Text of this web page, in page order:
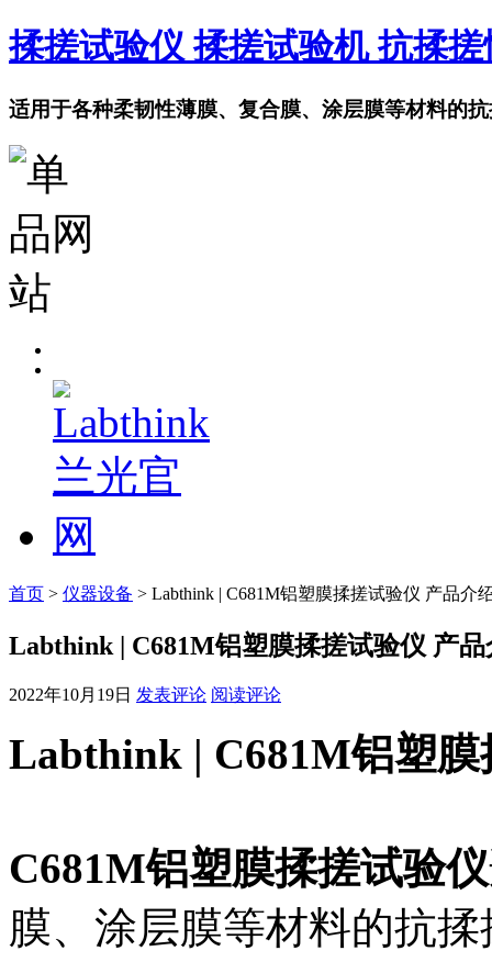
揉搓试验仪 揉搓试验机 抗揉
适用于各种柔韧性薄膜、复合膜、涂层膜等材料的
首页 > 仪器设备 > Labthink | C681M铝塑膜揉搓试验仪 产品介
Labthink | C681M铝塑膜揉搓试验仪 产品
2022年10月19日 发表评论 阅读评论
Labthink | C681M铝塑
C681M铝塑膜揉搓试验仪
膜、涂层膜等材料的抗